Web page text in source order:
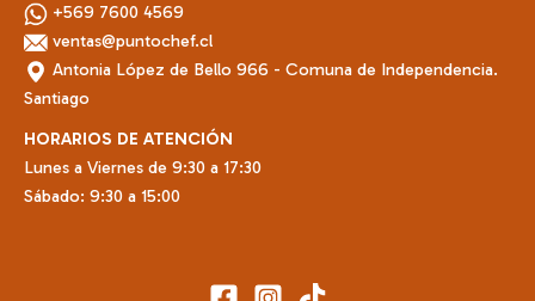
+569 7600 4569
ventas@puntochef.cl
Antonia López de Bello 966 - Comuna de Independencia.
Santiago
HORARIOS DE ATENCIÓN
Lunes a Viernes de 9:30 a 17:30
Sábado: 9:30 a 15:00